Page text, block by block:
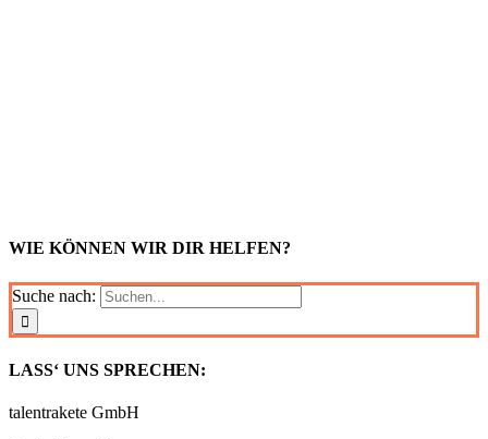
WIE KÖNNEN WIR DIR HELFEN?
Suche nach:
LASS‘ UNS SPRECHEN:
talentrakete GmbH